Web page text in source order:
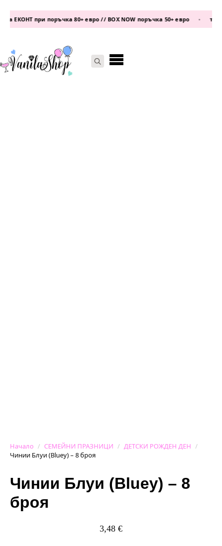
при поръчка 80+ евро // BOX NOW поръчка 50+ евро
Начало СЕМЕЙНИ ПРАЗНИЦИ
ДЕТСКИ РОЖДЕН ДЕН
Чинии Блуи (Bluey) – 8 броя
Чинии Блуи (Bluey) – 8
броя
3,48 €